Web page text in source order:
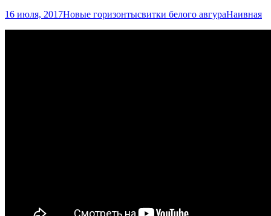
16 июля, 2017Новые горизонтысвитки белого авгураНаивная